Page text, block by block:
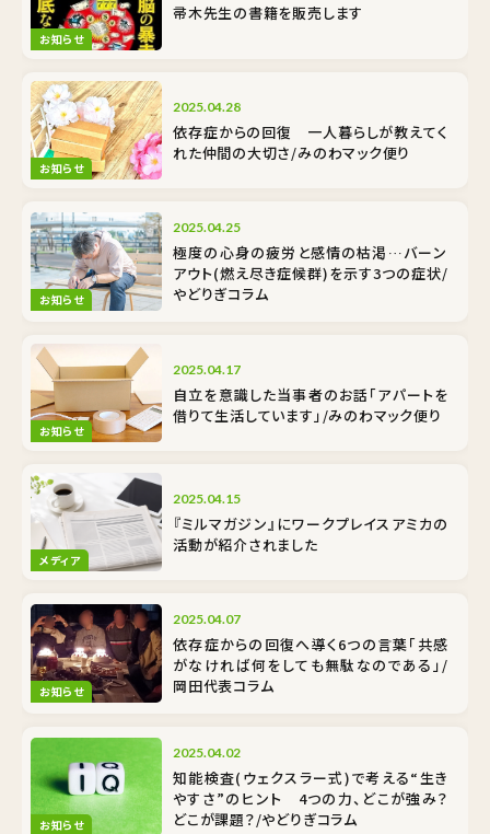
お知らせ
帚木先生の書籍を販売します
お知らせ
2025.04.28
依存症からの回復 一人暮らしが教えてく
れた仲間の大切さ/みのわマック便り
お知らせ
2025.04.25
極度の心身の疲労と感情の枯渇…バーン
アウト(燃え尽き症候群)を示す3つの症状/
やどりぎコラム
お知らせ
2025.04.17
自立を意識した当事者のお話「アパートを
借りて生活しています」/みのわマック便り
メディア
2025.04.15
『ミルマガジン』にワークプレイスアミカの
活動が紹介されました
お知らせ
2025.04.07
依存症からの回復へ導く6つの言葉「共感
がなければ何をしても無駄なのである」/
岡田代表コラム
お知らせ
2025.04.02
知能検査(ウェクスラー式)で考える“生き
やすさ”のヒント 4つの力、どこが強み？
どこが課題？/やどりぎコラム